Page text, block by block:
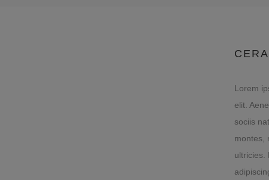
Lorem
elit.
sociis
montes,
ultricies.